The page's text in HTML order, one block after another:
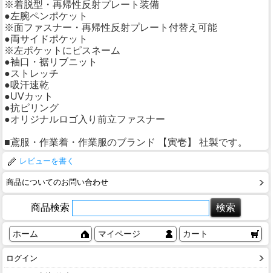
※着脱型・再帰性反射プレート装備
●左腕ペンポケット
※面ファスナー・再帰性反射プレート付替え可能
●両サイドポケット
※左ポケットにピスネーム
●袖口・裾リブニット
●ストレッチ
●吸汗速乾
●UVカット
●抗ピリング
●オリジナルロゴ入り前立ファスナー
■鳶服・作業着・作業服のブランド 【寅壱】 社製です。
レビューを書く
商品についてのお問い合わせ
商品検索
ホーム マイページ カート
ログイン